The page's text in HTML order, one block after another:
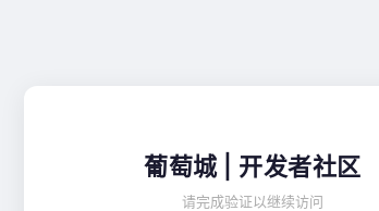
葡萄城 | 开发者社区
请完成验证以继续访问